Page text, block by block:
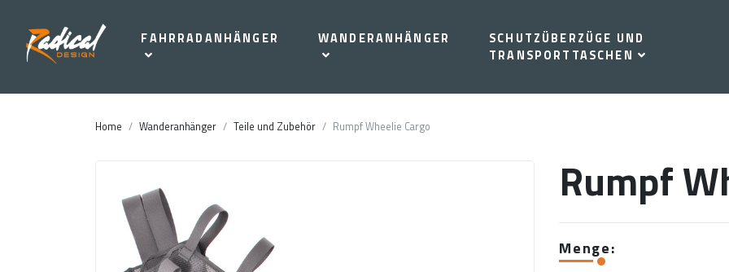
FAHRRADANHÄNGER WANDERANHÄNGER
SCHUTZÜBERZÜGE UND
TRANSPORTTASCHEN
Home Wanderanhänger Teile und Zubehör Rumpf Wheelie Cargo
Rumpf
Menge: